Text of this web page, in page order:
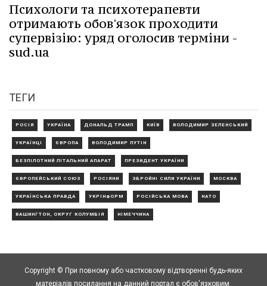
Психологи та психотерапевти
отримають обов'язок проходити
супервізію: уряд оголосив терміни -
sud.ua
ТЕГИ
РОСІЯ УКРАЇНА ДОНАЛЬД ТРАМП КИЇВ ВОЛОДИМИР ЗЕЛЕНСЬКИЙ
УКРАЇНЦІ ЄВРОПА ВОЛОДИМИР ПУТІН
БЕЗПІЛОТНИЙ ЛІТАЛЬНИЙ АПАРАТ ПРЕЗИДЕНТ УКРАЇНИ
ЄВРОПЕЙСЬКИЙ СОЮЗ РОСІЯНИ ЗБРОЙНІ СИЛИ УКРАЇНИ МОСКВА
УКРАЇНСЬКА ПРАВДА УКРІНФОРМ РОСІЙСЬКА МОВА НАТО
ВАШИНГТОН, ОКРУГ КОЛУМБІЯ НІМЕЧЧИНА
Copyright © При повному або частковому відтворенні будь-яких
матеріалів посилання на данний портал є обов'язковим.